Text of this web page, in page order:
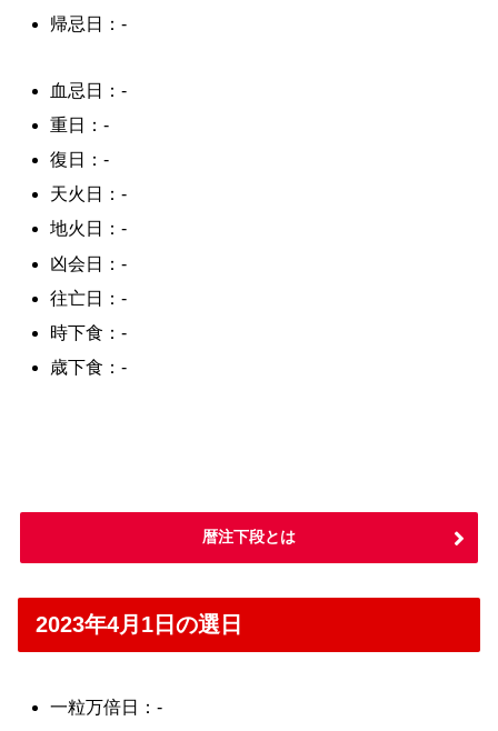
帰忌日：-
血忌日：-
重日：-
復日：-
天火日：-
地火日：-
凶会日：-
往亡日：-
時下食：-
歳下食：-
暦注下段とは
2023年4月1日の選日
一粒万倍日：-